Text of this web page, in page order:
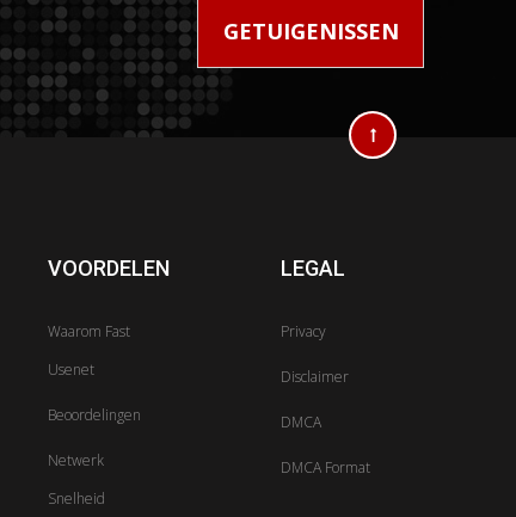
GETUIGENISSEN
VOORDELEN
Waarom Fast
Usenet
Beoordelingen
Netwerk
Snelheid
LEGAL
Privacy
Disclaimer
DMCA
DMCA Format